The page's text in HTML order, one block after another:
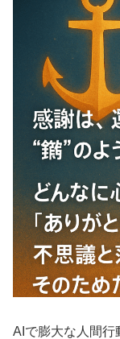
AIで膨大な人間行